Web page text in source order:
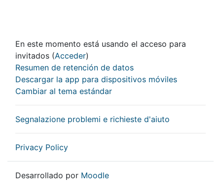
En este momento está usando el acceso para
invitados (Acceder)
Resumen de retención de datos
Descargar la app para dispositivos móviles
Cambiar al tema estándar
Segnalazione problemi e richieste d'aiuto
Privacy Policy
Desarrollado por Moodle